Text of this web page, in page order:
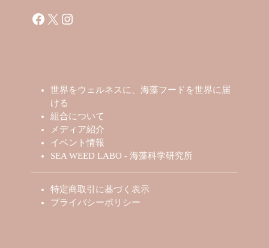
Facebook
X Instagram
世界をウェルネスに、海藻フードを世界に届
ける
組合について
メディア紹介
イベント情報
SEA WEED LABO - 海藻科学研究所
特定商取引に基づく表示
プライバシーポリシー